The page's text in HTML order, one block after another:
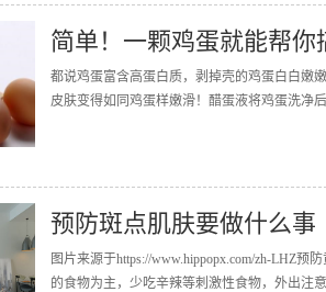
简单！一颗鸡蛋就能帮你
都说鸡蛋富含高蛋白质，剥掉壳的鸡蛋白白嫩
皮肤变得如同鸡蛋样嫩滑！醋蛋液将鸡蛋洗净
预防斑点肌肤要做什么事
图片来源于https://www.hippopx.com/zh-LHZ
的食物为主，少吃辛辣等刺激性食物，外出注